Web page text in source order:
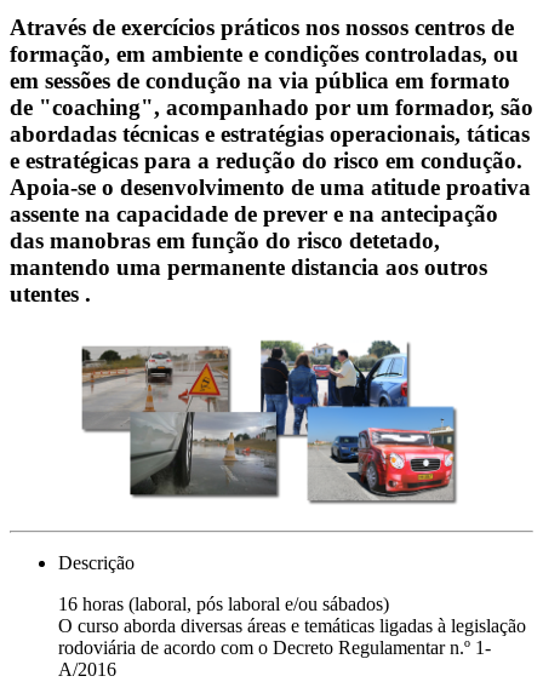
Através de exercícios práticos nos nossos centros de
formação, em ambiente e condições controladas, ou
em sessões de condução na via pública em formato
de "coaching", acompanhado por um formador, são
abordadas técnicas e estratégias operacionais, táticas
e estratégicas para a redução do risco em condução.
Apoia-se o desenvolvimento de uma atitude proativa
assente na capacidade de prever e na antecipação
das manobras em função do risco detetado,
mantendo uma permanente distancia aos outros
utentes .
Descrição
16 horas (laboral, pós laboral e/ou sábados)
O curso aborda diversas áreas e temáticas ligadas à legislação
rodoviária de acordo com o Decreto Regulamentar n.º 1-
A/2016